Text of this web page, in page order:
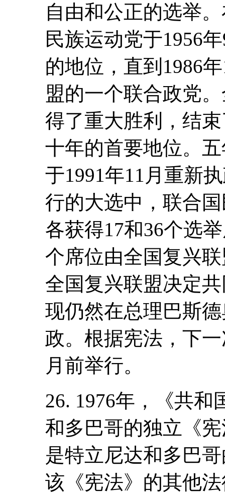
自由和公正的选举
民族运动党于1956
的地位，直到1986
盟的一个联合政党
得了重大胜利，结
十年的首要地位。
于1991年11月重新
行的大选中，联合
各获得17和36个选
个席位由全国复兴
全国复兴联盟决定
现仍然在总理巴斯
政。根据宪法，下
月前举行。
26. 1976年，《共
和多巴哥的独立《
是特立尼达和多巴
该《宪法》的其他